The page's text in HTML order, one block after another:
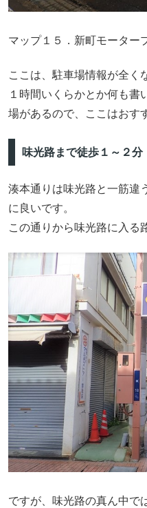
マップ１５．新町モーター
ここは、駐車場情報が全く
１時間いくらかとか何も書
場があるので、ここはおす
味光路まで徒歩１～２
湊本通りは味光路と一筋違
に良いです。
この通りから味光路に入る
ですが、味光路の真ん中で